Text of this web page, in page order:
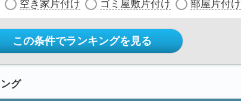
空き家片付け ゴミ屋敷片付け 部屋片付け
この条件でランキングを見る
グ